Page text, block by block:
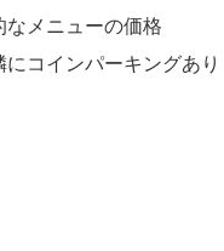
なメニューの価格
コインパーキングあり